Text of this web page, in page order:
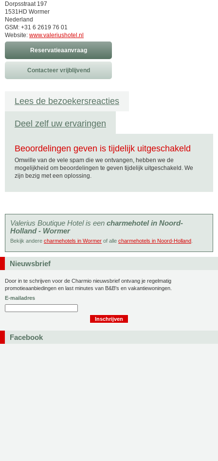
Dorpsstraat 197
1531HD Wormer
Nederland
GSM: +31 6 2619 76 01
Website: www.valeriushotel.nl
Reservatieaanvraag
Contacteer vrijblijvend
Lees de bezoekersreacties
Deel zelf uw ervaringen
Beoordelingen geven is tijdelijk uitgeschakeld
Omwille van de vele spam die we ontvangen, hebben we de
mogelijkheid om beoordelingen te geven tijdelijk uitgeschakeld. We
zijn bezig met een oplossing.
Valerius Boutique Hotel is een charmehotel in Noord-
Holland - Wormer
Bekijk andere charmehotels in Wormer of alle charmehotels in Noord-Holland
Nieuwsbrief
Door in te schrijven voor de Charmio nieuwsbrief ontvang je regelmatig
promotieaanbiedingen en last minutes van B&B's en vakantiewoningen.
E-mailadres
Facebook